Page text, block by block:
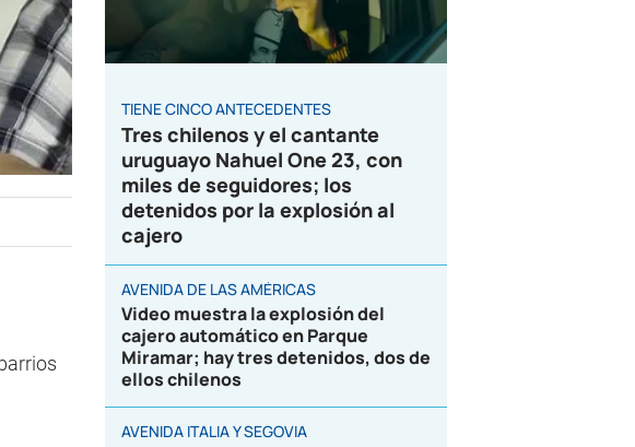
TIENE CINCO ANTECEDENTES
Tres chilenos y el cantante
uruguayo Nahuel One 23, con
miles de seguidores; los
detenidos por la explosión al
cajero
AVENIDA DE LAS AMÉRICAS
Video muestra la explosión del
cajero automático en Parque
Miramar; hay tres detenidos, dos de
ellos chilenos
AVENIDA ITALIA Y SEGOVIA